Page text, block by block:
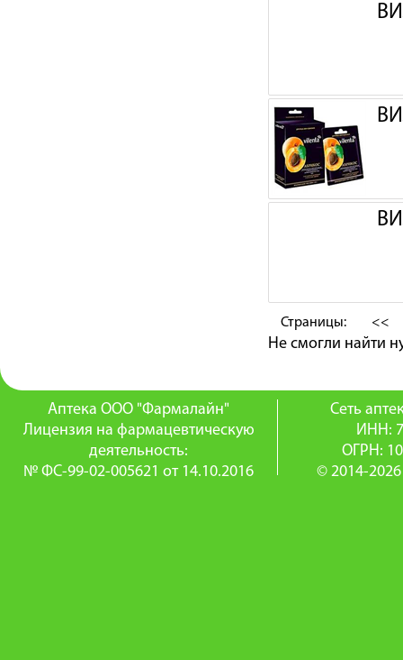
Страницы: <<
Не смогли найти
Аптека ООО "Фармалайн"
Лицензия на фармацевтическую
деятельность:
№ ФС-99-02-005621 от 14.10.2016
Сеть
ИНН:
ОГРН:
© 2014-